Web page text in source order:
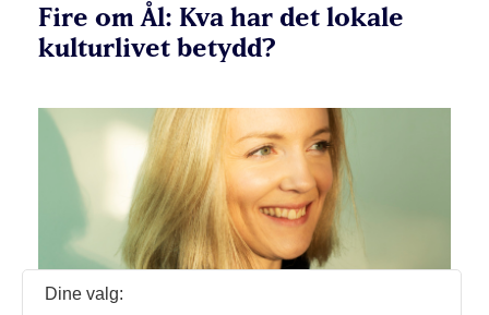
Fire om Ål: Kva har det lokale
kulturlivet betydd?
Dine valg: